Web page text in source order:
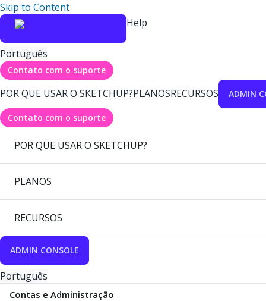
Skip to Content
Help
Português
Contato com o suporte
POR QUE USAR O SKETCHUP?PLANOSRECURSOS ADMIN
Contato com o suporte
POR QUE USAR O SKETCHUP?
PLANOS
RECURSOS
ADMIN CONSOLE
Português
Contas e Administração